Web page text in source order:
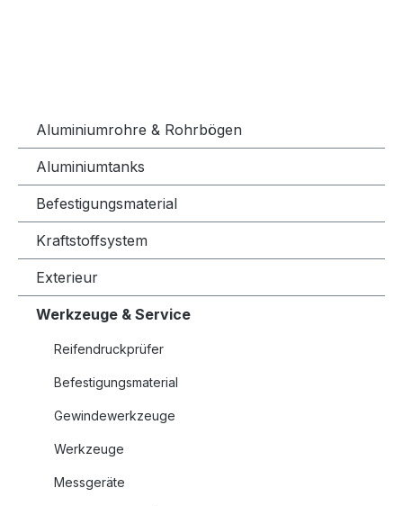
Aluminiumrohre & Rohrbögen
Aluminiumtanks
Befestigungsmaterial
Kraftstoffsystem
Exterieur
Werkzeuge & Service
Reifendruckprüfer
Befestigungsmaterial
Gewindewerkzeuge
Werkzeuge
Messgeräte